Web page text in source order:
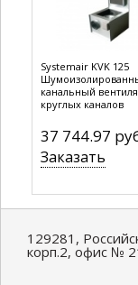
Systemair KVK 125
канальный
круглых каналов
37 744.97
Заказать
129281,
корп.2, офис №